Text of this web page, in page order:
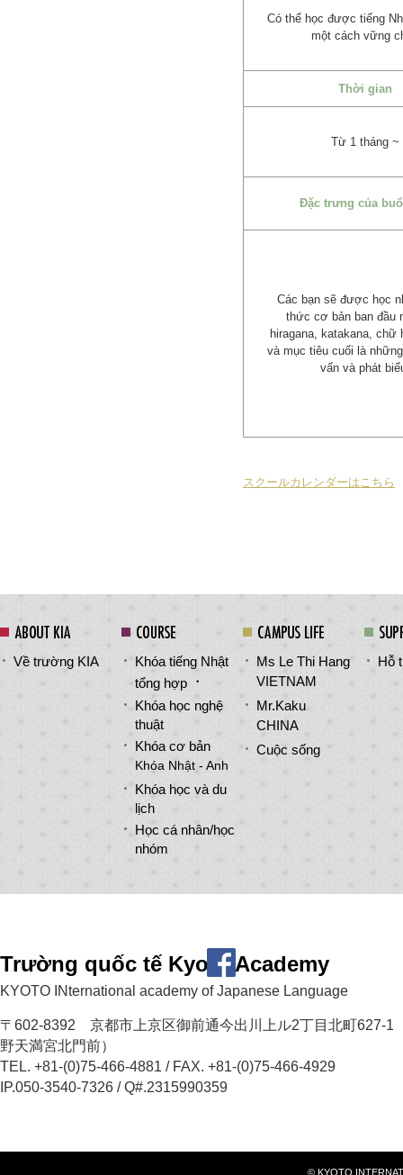
Có thể học được tiếng
một cách vững
Thời gian
Từ 1 tháng ~
Đặc trưng của
Các bạn sẽ được học
thức cơ bản ban đầu
hiragana, katakana, chữ
và mục tiêu cuối là
vấn và phát
スクールカレンダーはこちら
Về trường KIA Khóa tiếng Nhật
tổng hợp
・
Khóa học nghệ
thuật
Khóa cơ bản
Khóa Nhật - Anh
Khóa học và du
lịch
Học cá nhân/học
nhóm
Ms Le Thi Hang
VIETNAM
Mr.Kaku
CHINA
Cuộc sống
Hỗ
Trường quốc tế Kyoto Academy
KYOTO INternational academy of Japanese Language
〒602-8392 京都市上京区御前通今出川上ル2丁目北町627-1
野天満宮北門前）
TEL. +81-(0)75-466-4881 / FAX. +81-(0)75-466-4929
IP.050-3540-7326 / Q#.2315990359
© KYOTO